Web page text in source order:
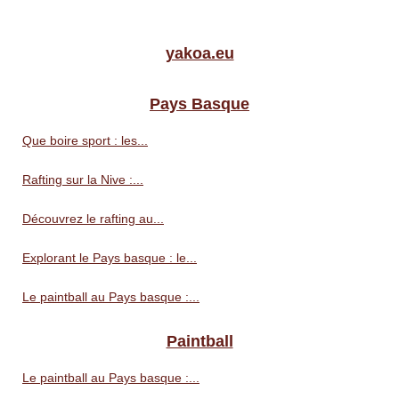
yakoa.eu
Pays Basque
Que boire sport : les...
Rafting sur la Nive :...
Découvrez le rafting au...
Explorant le Pays basque : le...
Le paintball au Pays basque :...
Paintball
Le paintball au Pays basque :...